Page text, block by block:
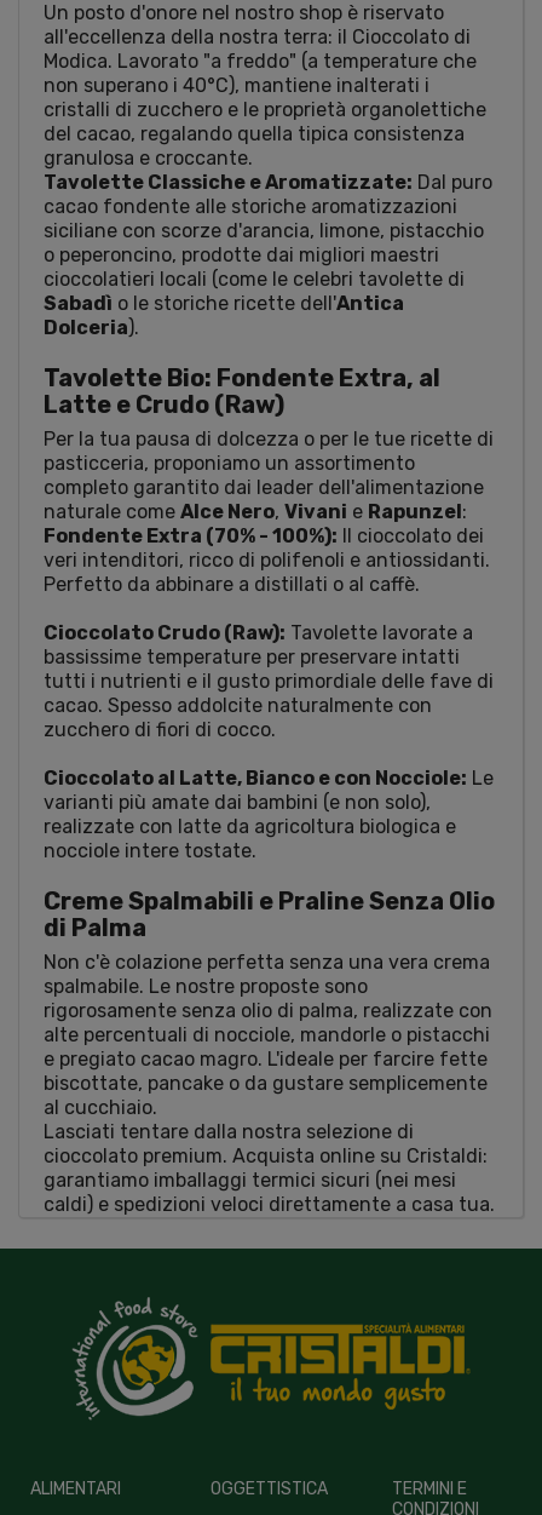
Un posto d'onore nel nostro shop è riservato
all'eccellenza della nostra terra: il Cioccolato di
Modica. Lavorato "a freddo" (a temperature che
non superano i 40°C), mantiene inalterati i
cristalli di zucchero e le proprietà organolettiche
del cacao, regalando quella tipica consistenza
granulosa e croccante.
Tavolette Classiche e Aromatizzate: Dal puro
cacao fondente alle storiche aromatizzazioni
siciliane con scorze d'arancia, limone, pistacchio
o peperoncino, prodotte dai migliori maestri
cioccolatieri locali (come le celebri tavolette di
Sabadì o le storiche ricette dell'Antica
Dolceria).
Tavolette Bio: Fondente Extra, al
Latte e Crudo (Raw)
Per la tua pausa di dolcezza o per le tue ricette di
pasticceria, proponiamo un assortimento
completo garantito dai leader dell'alimentazione
naturale come Alce Nero, Vivani e Rapunzel :
Fondente Extra (70% - 100%): Il cioccolato dei
veri intenditori, ricco di polifenoli e antiossidanti.
Perfetto da abbinare a distillati o al caffè.
Cioccolato Crudo (Raw): Tavolette lavorate a
bassissime temperature per preservare intatti
tutti i nutrienti e il gusto primordiale delle fave di
cacao. Spesso addolcite naturalmente con
zucchero di fiori di cocco.
Cioccolato al Latte, Bianco e con Nocciole: Le
varianti più amate dai bambini (e non solo),
realizzate con latte da agricoltura biologica e
nocciole intere tostate.
Creme Spalmabili e Praline Senza Olio
di Palma
Non c'è colazione perfetta senza una vera crema
spalmabile. Le nostre proposte sono
rigorosamente senza olio di palma, realizzate con
alte percentuali di nocciole, mandorle o pistacchi
e pregiato cacao magro. L'ideale per farcire fette
biscottate, pancake o da gustare semplicemente
al cucchiaio.
Lasciati tentare dalla nostra selezione di
cioccolato premium. Acquista online su Cristaldi:
garantiamo imballaggi termici sicuri (nei mesi
caldi) e spedizioni veloci direttamente a casa tua.
ALIMENTARI OGGETTISTICA
TERMINI E
CONDIZIONI